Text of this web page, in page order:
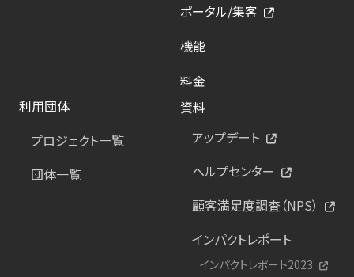
ポータル/集客
機能
料金
利用団体
プロジェクト一覧
団体一覧
資料
アップデート
ヘルプセンター
顧客満足度調査（NPS）
インパクトレポート
インパクトレポート2023